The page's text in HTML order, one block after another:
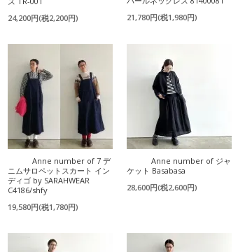
24,200円(税2,200円)
21,780円(税1,980円)
Anne number of 7 デ
ニムサロペットスカート イン
ディゴ by SARAHWEAR
C4186/shfy
19,580円(税1,780円)
Anne number of ジャ
ケット Basabasa
28,600円(税2,600円)